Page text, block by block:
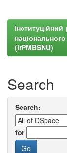
(irPMBSNU)
Search
Search:
for